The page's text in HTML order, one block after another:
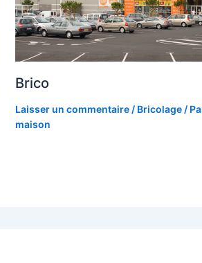
Brico
Laisser un commentaire / Bricolage/
maison